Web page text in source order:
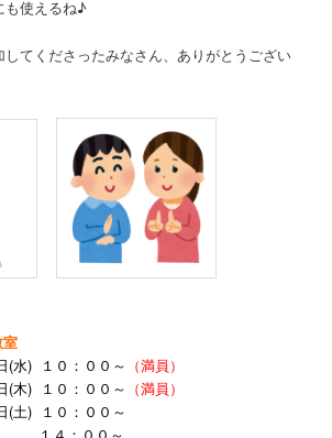
も使えるね♪
してくださったみなさん、ありがとうござい
(水) １０：００～ （満員）
) １０：００～ （満員）
１０：００～